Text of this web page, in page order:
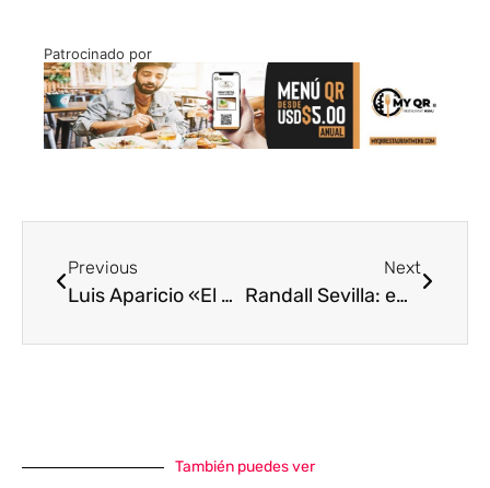
Patrocinado por
Previous
Luis Aparicio «El Grande», uno de los mejores beisbolistas venezolanos
Next
Randall Sevilla: emprendedor gastronómico de primer nivel
También puedes ver